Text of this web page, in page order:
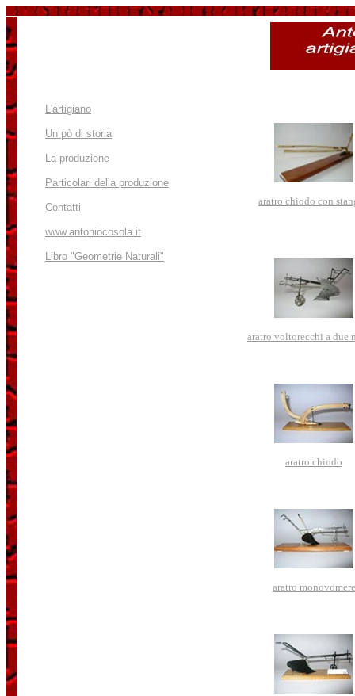
L'artigiano
Un pò di storia
La produzione
Particolari della produzione
Contatti
www.antoniocosola.it
Libro "Geometrie Naturali"
aratro chiodo con
aratro voltorecchi a due
aratro chiodo
aratro monovomere